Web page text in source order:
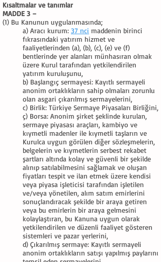
Kısaltmalar ve tanımlar
MADDE 3 –
(1) Bu Kanunun uygulanmasında;
a) Aracı kurum: 37 nci maddenin birinci
fıkrasındaki yatırım hizmet ve
faaliyetlerinden (a), (b), (c), (e) ve (f)
bentlerinde yer alanları münhasıran olmak
üzere Kurul tarafından yetkilendirilen
yatırım kuruluşunu,
b) Başlangıç sermayesi: Kayıtlı sermayeli
anonim ortaklıkların sahip olmaları zorunlu
olan asgari çıkarılmış sermayelerini,
c) Birlik: Türkiye Sermaye Piyasaları Birliğini,
ç) Borsa: Anonim şirket şeklinde kurulan,
sermaye piyasası araçları, kambiyo ve
kıymetli madenler ile kıymetli taşların ve
Kurulca uygun görülen diğer sözleşmelerin,
belgelerin ve kıymetlerin serbest rekabet
şartları altında kolay ve güvenli bir şekilde
alınıp satılabilmesini sağlamak ve oluşan
fiyatları tespit ve ilan etmek üzere kendisi
veya piyasa işleticisi tarafından işletilen
ve/veya yönetilen, alım satım emirlerini
sonuçlandıracak şekilde bir araya getiren
veya bu emirlerin bir araya gelmesini
kolaylaştıran, bu Kanuna uygun olarak
yetkilendirilen ve düzenli faaliyet gösteren
sistemleri ve pazar yerlerini,
d) Çıkarılmış sermaye: Kayıtlı sermayeli
anonim ortaklıkların satışı yapılmış paylarını